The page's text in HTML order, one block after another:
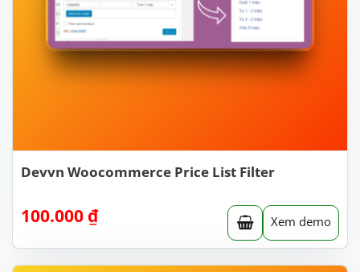
Devvn Woocommerce Price List Filter
100.000 ₫ Xem demo